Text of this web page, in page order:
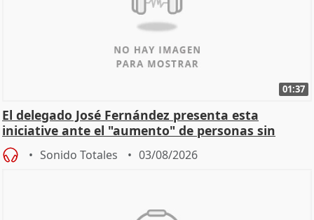
01:37
El delegado José Fernández presenta esta
iniciative ante el "aumento" de personas sin
hogar en Madri
Sonido Totales 03/08/2026